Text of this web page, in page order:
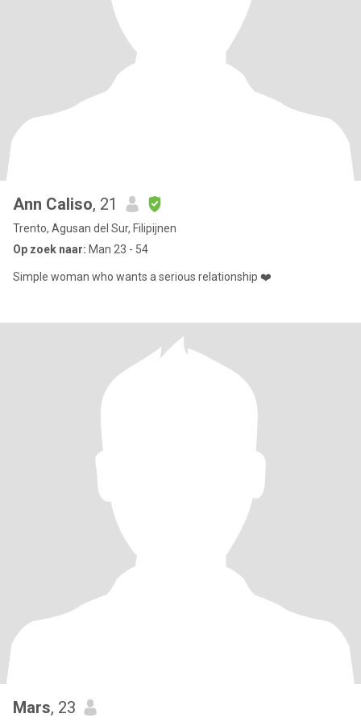
Ann Caliso, 21
Trento, Agusan del Sur, Filipijnen
Op zoek naar: Man 23 - 54
Simple woman who wants a serious relationship ❤️
Mars, 23